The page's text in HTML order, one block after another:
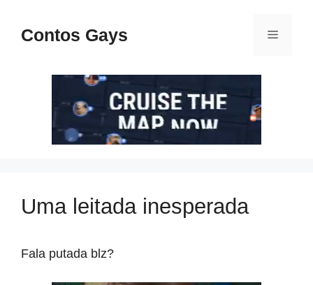
paraContos Gays Menu
Uma leitada inesperada
Fala putada blz?